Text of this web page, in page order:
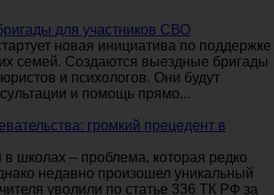
для участников СВО
новая инициатива по поддержке
семей. Создаются выездные бригады
и психологов. Они будут
и помощь прямо...
громкий прецедент в
школах – проблема, которая редко
недавно произошел уникальный
уволили по статье 336 ТК РФ за